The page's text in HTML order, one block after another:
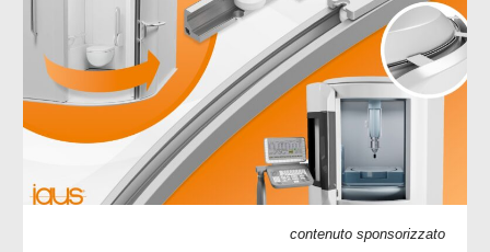
contenuto sponsorizzato